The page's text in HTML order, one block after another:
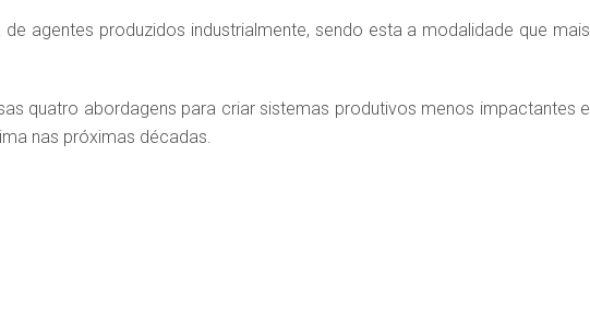
agentes produzidos industrialmente, sendo esta a modalidade que mais
quatro abordagens para criar sistemas produtivos menos impactantes e
nas próximas décadas.